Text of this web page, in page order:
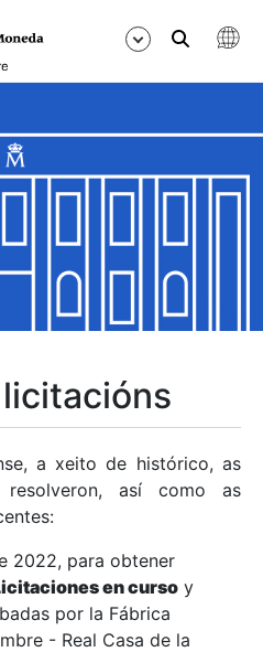
a xeito de histórico, as
así como as
2022, para obtener
en curso y
por la Fábrica
- Real Casa de la